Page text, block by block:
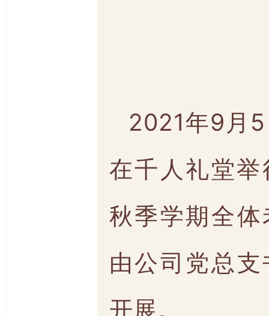
2021年9月
在千人礼堂
秋季学期全
由公司党总
开展。